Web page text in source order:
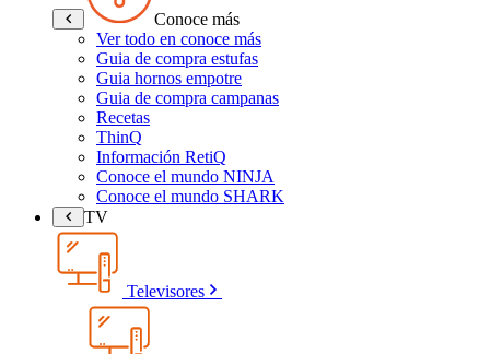
Conoce más
Ver todo en conoce más
Guia de compra estufas
Guia hornos empotre
Guia de compra campanas
Recetas
ThinQ
Información RetiQ
Conoce el mundo NINJA
Conoce el mundo SHARK
TV
Televisores